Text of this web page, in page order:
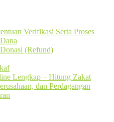
Verifikasi Serta Proses
(Refund)
Lengkap – Hitung Zakat
dan Perdagangan